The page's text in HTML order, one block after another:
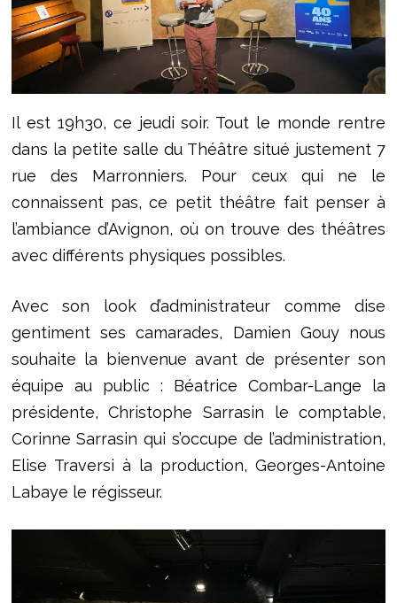
Il est 19h30, ce jeudi soir. Tout le monde rentre
dans la petite salle du Théâtre situé justement 7
rue des Marronniers. Pour ceux qui ne le
connaissent pas, ce petit théâtre fait penser à
l’ambiance d’Avignon, où on trouve des théâtres
avec différents physiques possibles.
Avec son look d’administrateur comme dise
gentiment ses camarades, Damien Gouy nous
souhaite la bienvenue avant de présenter son
équipe au public : Béatrice Combar-Lange la
présidente, Christophe Sarrasin le comptable,
Corinne Sarrasin qui s’occupe de l’administration,
Elise Traversi à la production, Georges-Antoine
Labaye le régisseur.